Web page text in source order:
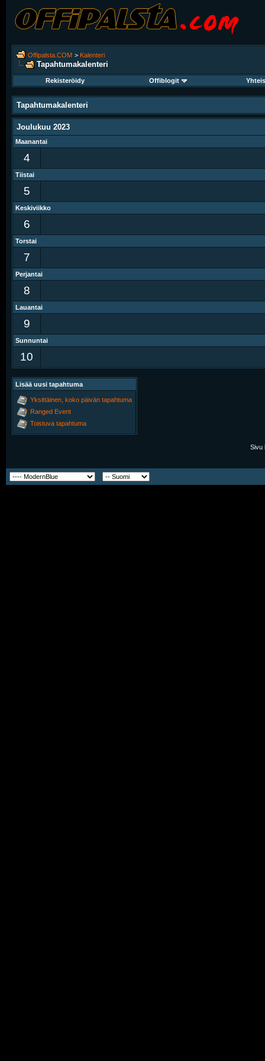
Offipalsta.COM > Kalenteri
Tapahtumakalenteri
Rekisteröidy Offiblogit
Tapahtumakalenteri
Joulukuu 2023
Maanantai
4
Tiistai
5
Keskiviikko
6
Torstai
7
Perjantai
8
Lauantai
9
Sunnuntai
10
Lisää uusi tapahtuma
Yksittäinen, koko päivän tapahtuma
Ranged Event
Toistuva tapahtuma
Sivu